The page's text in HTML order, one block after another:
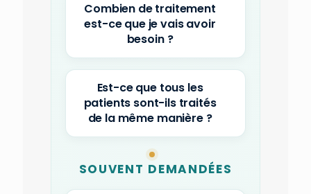
Combien de traitement
est-ce que je vais avoir
besoin ?
Est-ce que tous les
patients sont-ils traités
de la même manière ?
SOUVENT DEMANDÉES